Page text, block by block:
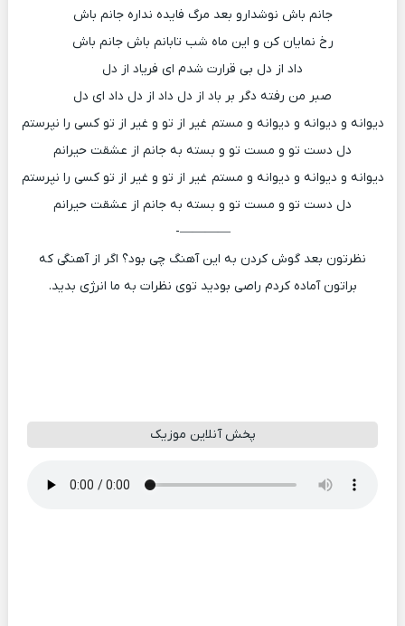
جانم باش نوشدارو بعد مرگ فایده نداره جانم باش
رخ نمایان کن و این ماه شب تابانم باش جانم باش
داد از دل بی قرارت شدم ای فریاد از دل
صبر من رفته دگر بر باد از دل داد از دل داد ای دل
دیوانه و دیوانه و دیوانه و مستم غیر از تو و غیر از تو کسی را نپرستم
دل دست تو و مست تو و بسته به جانم از عشقت حیرانم
دیوانه و دیوانه و دیوانه و مستم غیر از تو و غیر از تو کسی را نپرستم
دل دست تو و مست تو و بسته به جانم از عشقت حیرانم
————-
نظرتون بعد گوش کردن به این آهنگ چی بود؟ اگر از آهنگی که
براتون آماده کردم راصی بودید توی نظرات به ما انرژی بدید.
پخش آنلاین موزیک